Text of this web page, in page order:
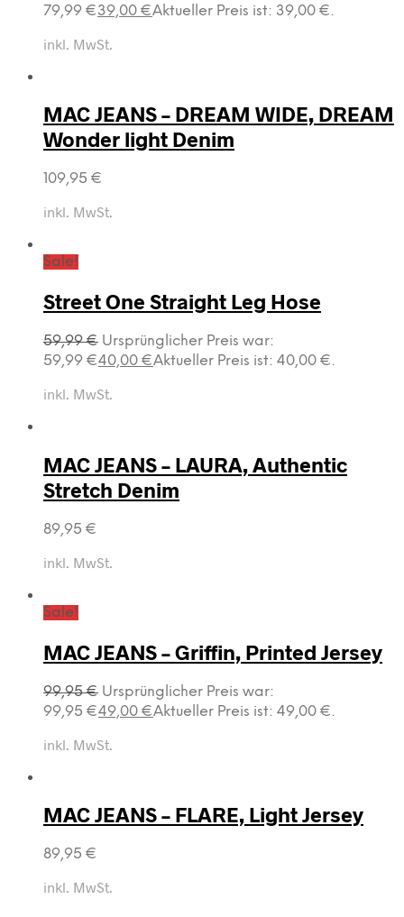
79,99 €39,00 €Aktueller Preis ist: 39,00 €.
inkl. MwSt.
MAC JEANS – DREAM WIDE, DREAM
Wonder light Denim
109,95 €
inkl. MwSt.
Sale!
Street One Straight Leg Hose
59,99€ Ursprünglicher Preis war:
59,99 €40,00 €Aktueller Preis ist: 40,00 €.
inkl. MwSt.
MAC JEANS – LAURA, Authentic
Stretch Denim
89,95 €
inkl. MwSt.
Sale!
MAC JEANS – Griffin, Printed Jersey
99,95€ Ursprünglicher Preis war:
99,95 €49,00 €Aktueller Preis ist: 49,00 €.
inkl. MwSt.
MAC JEANS – FLARE, Light Jersey
89,95 €
inkl. MwSt.